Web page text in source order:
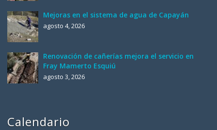
Mejoras en el sistema de agua de Capayán
agosto 4, 2026
Renovación de cañerías mejora el servicio en
Fray Mamerto Esquiú
agosto 3, 2026
Calendario